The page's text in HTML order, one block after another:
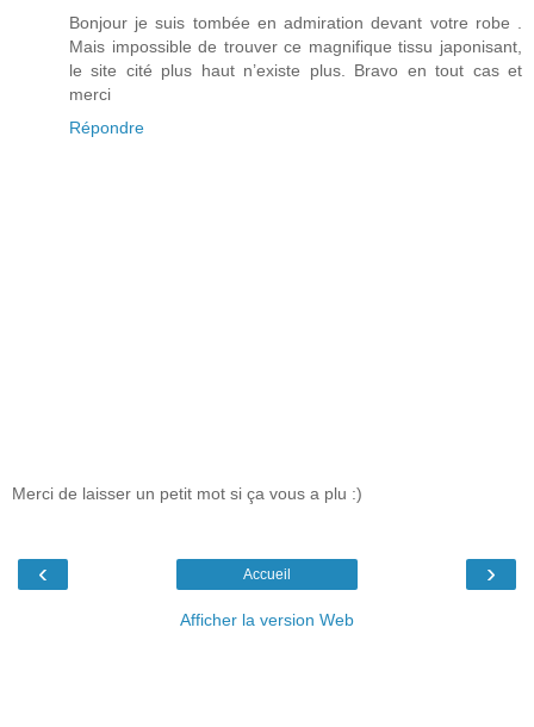
Bonjour je suis tombée en admiration devant votre robe .
Mais impossible de trouver ce magnifique tissu japonisant,
le site cité plus haut n’existe plus. Bravo en tout cas et
merci
Répondre
Merci de laisser un petit mot si ça vous a plu :)
‹ ›
Accueil
Afficher la version Web